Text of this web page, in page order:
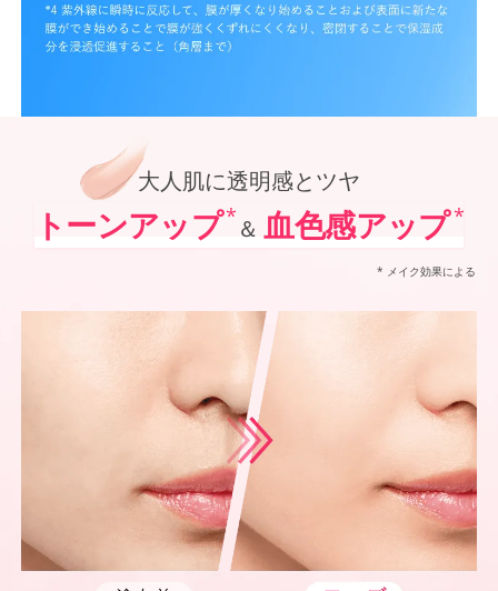
ポーラ化成 独自技術を搭載進化させた防御力*5✕シワ改善・美白*6、
@cosmeベストコスメアワードでの受賞（2022年～2025年 オルビス調べ リンクルホワイト
2024年12月20日時点（オルビス調べ リンクルホワイトUVプロテクターを含む）
化粧膜のくずれにくさ、肌をうるおして保護すること
メラニンの生成を抑え、シミ・ソバカスを防ぐ
紫外線に瞬時に反応して、膜が厚くなり始めることおよび表面に新たな膜ができ始めること
大人肌に透明感とツヤ
トーンアップ* ＆ 血色感アップ*
* メイク効果による